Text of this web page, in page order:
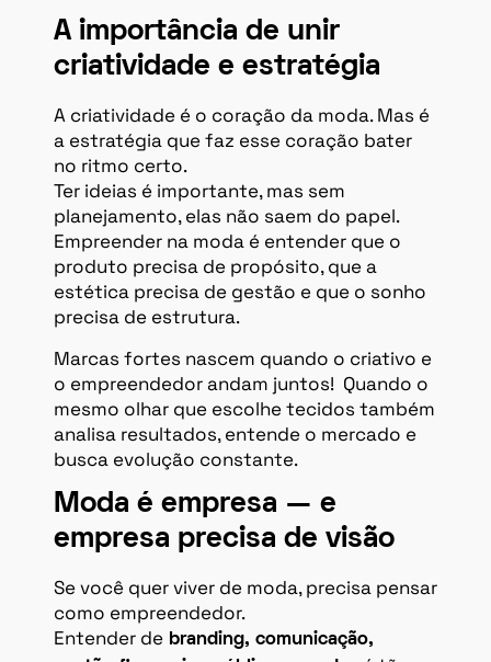
A importância de unir
criatividade e estratégia
A criatividade é o coração da moda. Mas é
a estratégia que faz esse coração bater
no ritmo certo.
Ter ideias é importante, mas sem
planejamento, elas não saem do papel.
Empreender na moda é entender que o
produto precisa de propósito, que a
estética precisa de gestão e que o sonho
precisa de estrutura.
Marcas fortes nascem quando o criativo e
o empreendedor andam juntos! Quando o
mesmo olhar que escolhe tecidos também
analisa resultados, entende o mercado e
busca evolução constante.
Moda é empresa — e
empresa precisa de visão
Se você quer viver de moda, precisa pensar
como empreendedor.
Entender de branding, comunicação,